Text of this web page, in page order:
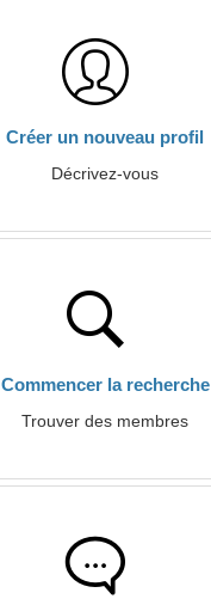
Créer un nouveau profil
Décrivez-vous
Commencer la recherche
Trouver des membres